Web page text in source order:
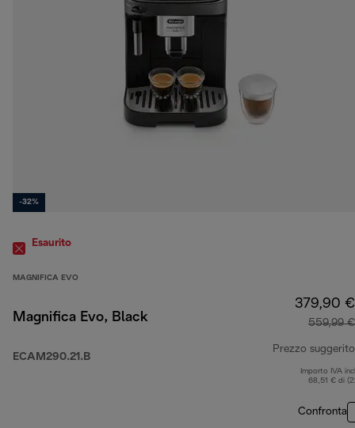
-32%
Esaurito
MAGNIFICA EVO
Magnifica Evo, Black
ECAM290.21.B
379,90 €
559,99 €
Prezzo suggerito
Importo IVA
68,51 € di
Confronta